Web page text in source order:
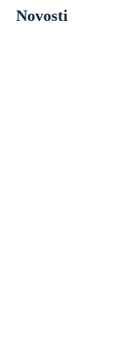
Novosti